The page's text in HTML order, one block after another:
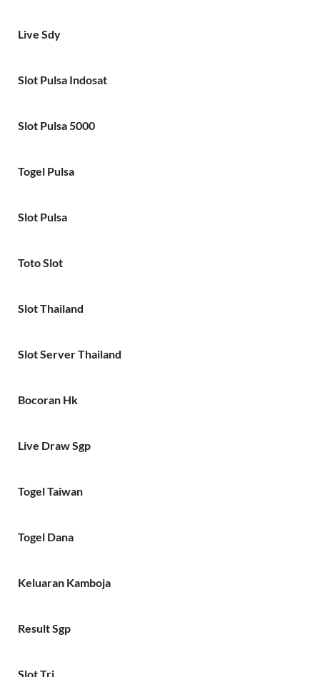
Live Sdy
Slot Pulsa Indosat
Slot Pulsa 5000
Togel Pulsa
Slot Pulsa
Toto Slot
Slot Thailand
Slot Server Thailand
Bocoran Hk
Live Draw Sgp
Togel Taiwan
Togel Dana
Keluaran Kamboja
Result Sgp
Slot Tri